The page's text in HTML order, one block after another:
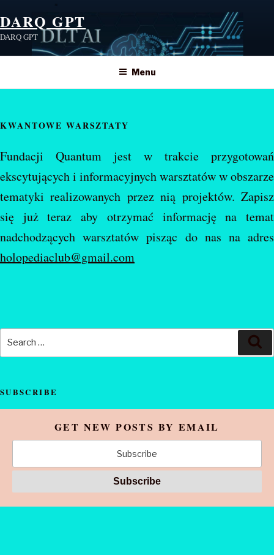
to
content
DARQ GPT
DARQ GPT
Menu
KWANTOWE WARSZTATY
Fundacji Quantum jest w trakcie przygotowań
ekscytujących i informacyjnych warsztatów w obszarze
tematyki realizowanych przez nią projektów. Zapisz
się już teraz aby otrzymać informację na temat
nadchodzących warsztatów pisząc do nas na adres
holopediaclub@gmail.com
SUBSCRIBE
GET NEW POSTS BY EMAIL